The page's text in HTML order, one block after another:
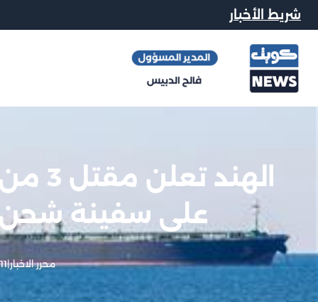
شريط الأخبار
على سفينة شحن
محرر الاخبار|11 يونيو, 2026